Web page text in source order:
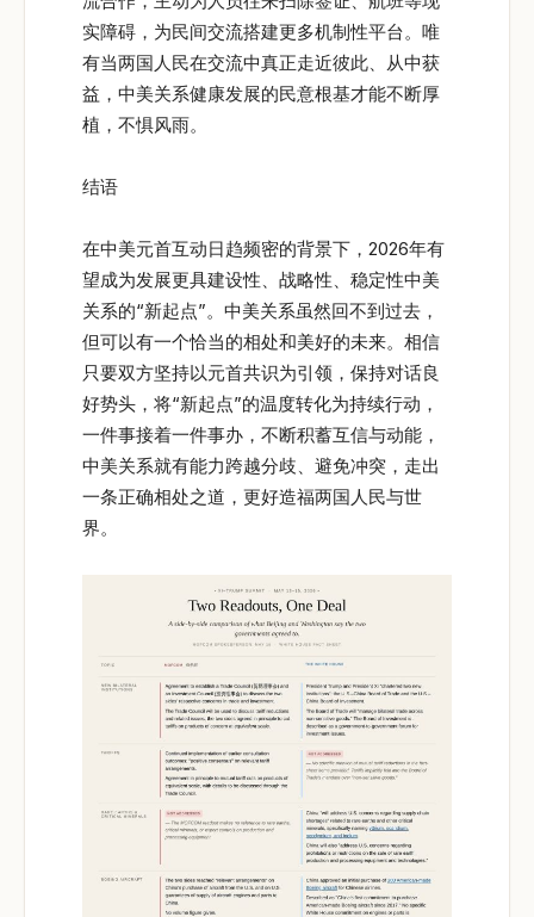
实障碍，为民间交流搭建更多机制性平台。唯
有当两国人民在交流中真正走近彼此、从中获
益，中美关系健康发展的民意根基才能不断厚
植，不惧风雨。
结语
在中美元首互动日趋频密的背景下，2026年有
望成为发展更具建设性、战略性、稳定性中美
关系的“新起点”。中美关系虽然回不到过去，
但可以有一个恰当的相处和美好的未来。相信
只要双方坚持以元首共识为引领，保持对话良
好势头，将“新起点”的温度转化为持续行动，
一件事接着一件事办，不断积蓄互信与动能，
中美关系就有能力跨越分歧、避免冲突，走出
一条正确相处之道，更好造福两国人民与世
界。